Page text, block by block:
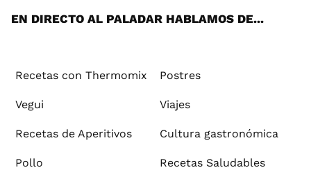
EN DIRECTO AL PALADAR HABLAMOS DE...
Recetas con Thermomix Postres
Vegui Viajes
Recetas de Aperitivos Cultura gastronómica
Pollo Recetas Saludables